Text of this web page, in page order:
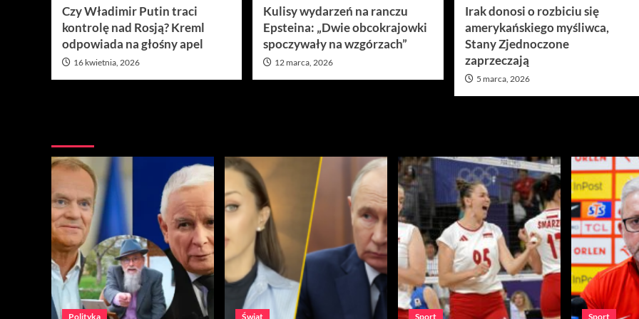
Czy Władimir Putin traci
kontrolę nad Rosją? Kreml
odpowiada na głośny apel
16 kwietnia, 2026
Kulisy wydarzeń na ranczu
Epsteina: „Dwie obcokrajowki
spoczywały na wzgórzach”
12 marca, 2026
Irak donosi o rozbiciu się
amerykańskiego myśliwca,
Stany Zjednoczone
zaprzeczają
5 marca, 2026
Polityka Świat Sport Sport